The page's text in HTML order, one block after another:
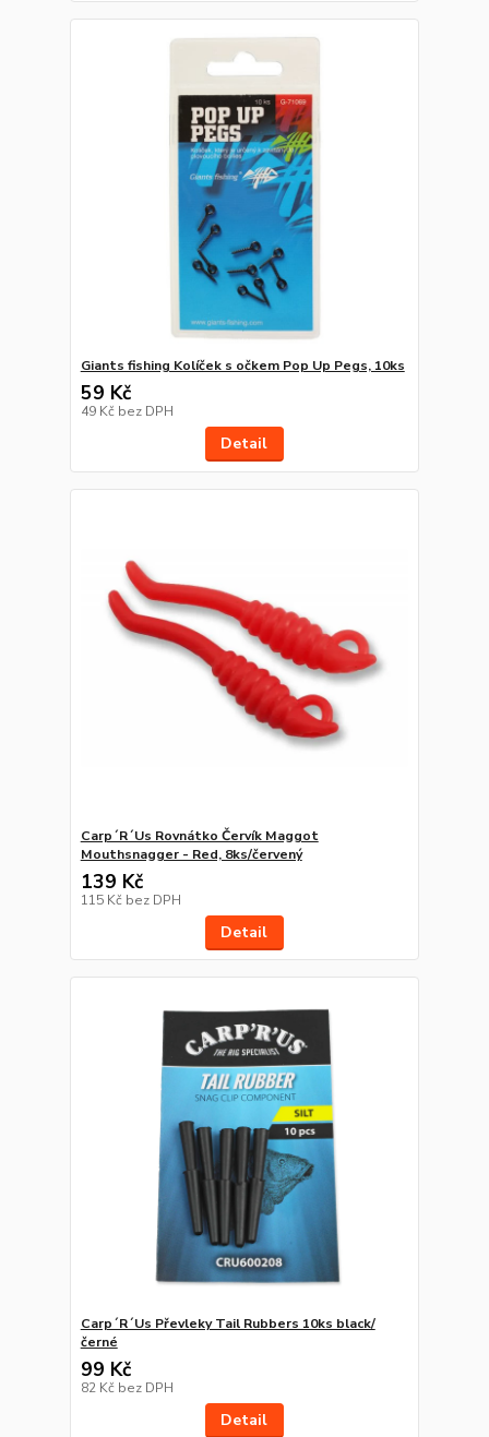
Giants fishing Kolíček s očkem Pop Up Pegs, 10ks
59 Kč
49 Kč bez DPH
Detail
Carp´R´Us Rovnátko Červík Maggot
Mouthsnagger - Red, 8ks/červený
139 Kč
115 Kč bez DPH
Detail
Carp´R´Us Převleky Tail Rubbers 10ks black/
černé
99 Kč
82 Kč bez DPH
Detail